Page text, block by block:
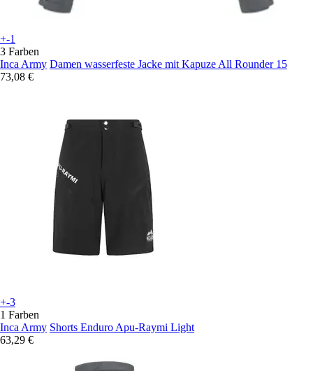
+-1
3 Farben
Inca Army Damen wasserfeste Jacke mit Kapuze All Rounder 15
73,08 €
+-3
1 Farben
Inca Army Shorts Enduro Apu-Raymi Light
63,29 €